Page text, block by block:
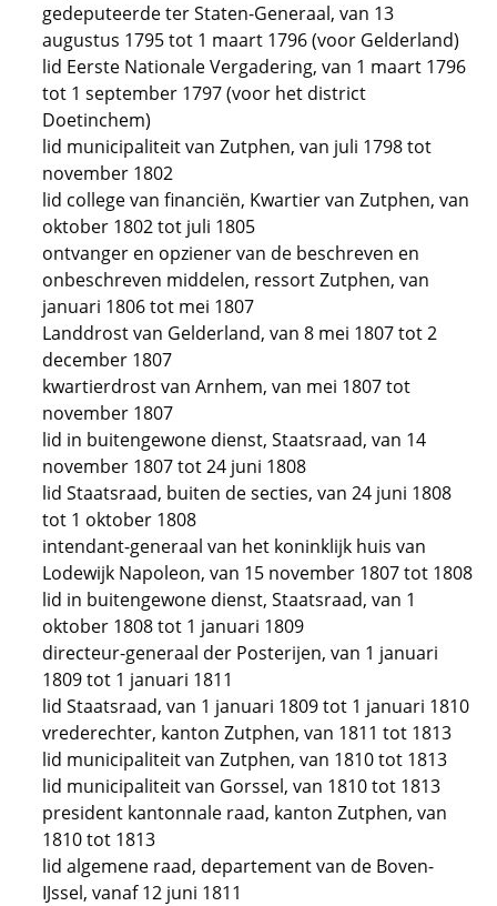
gedeputeerde ter Staten-Generaal, van 13
augustus 1795 tot 1 maart 1796 (voor Gelderland)
lid Eerste Nationale Vergadering, van 1 maart 1796
tot 1 september 1797 (voor het district
Doetinchem)
lid municipaliteit van Zutphen, van juli 1798 tot
november 1802
lid college van financiën, Kwartier van Zutphen, van
oktober 1802 tot juli 1805
ontvanger en opziener van de beschreven en
onbeschreven middelen, ressort Zutphen, van
januari 1806 tot mei 1807
Landdrost van Gelderland, van 8 mei 1807 tot 2
december 1807
kwartierdrost van Arnhem, van mei 1807 tot
november 1807
lid in buitengewone dienst, Staatsraad, van 14
november 1807 tot 24 juni 1808
lid Staatsraad, buiten de secties, van 24 juni 1808
tot 1 oktober 1808
intendant-generaal van het koninklijk huis van
Lodewijk Napoleon, van 15 november 1807 tot 1808
lid in buitengewone dienst, Staatsraad, van 1
oktober 1808 tot 1 januari 1809
directeur-generaal der Posterijen, van 1 januari
1809 tot 1 januari 1811
lid Staatsraad, van 1 januari 1809 tot 1 januari 1810
vrederechter, kanton Zutphen, van 1811 tot 1813
lid municipaliteit van Zutphen, van 1810 tot 1813
lid municipaliteit van Gorssel, van 1810 tot 1813
president kantonnale raad, kanton Zutphen, van
1810 tot 1813
lid algemene raad, departement van de Boven-
IJssel, vanaf 12 juni 1811